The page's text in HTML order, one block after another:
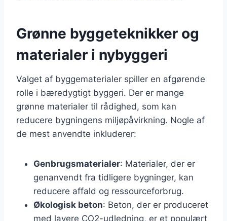
Grønne byggeteknikker og
materialer i nybyggeri
Valget af byggematerialer spiller en afgørende
rolle i bæredygtigt byggeri. Der er mange
grønne materialer til rådighed, som kan
reducere bygningens miljøpåvirkning. Nogle af
de mest anvendte inkluderer:
Genbrugsmaterialer: Materialer, der er
genanvendt fra tidligere bygninger, kan
reducere affald og ressourceforbrug.
Økologisk beton: Beton, der er produceret
med lavere CO2-udledning, er et populært